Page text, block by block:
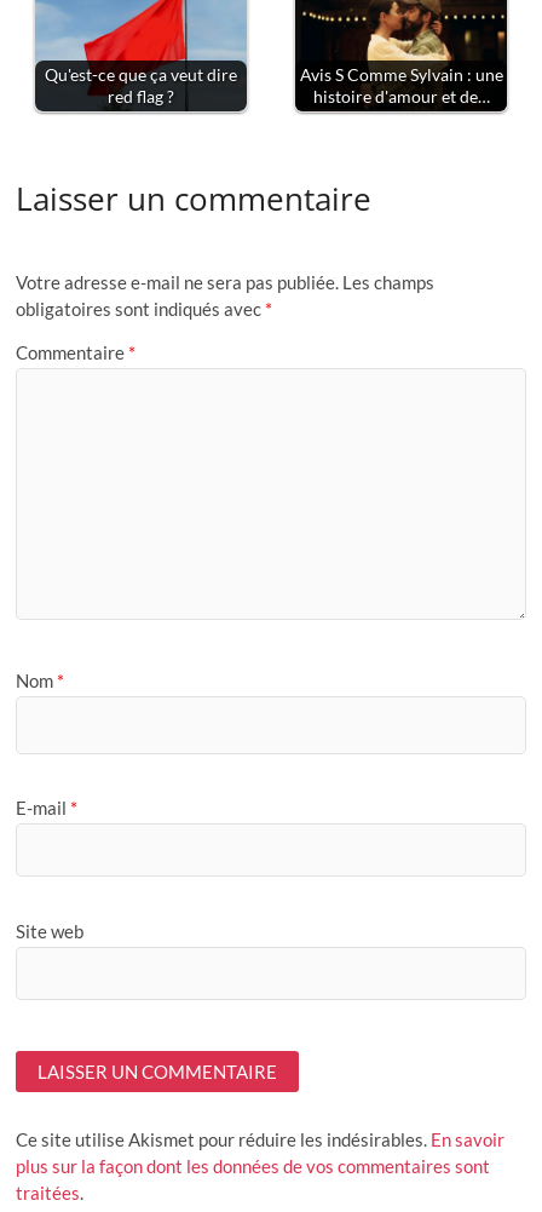
Qu'est-ce que ça veut dire
red flag ?
Avis S Comme Sylvain : une
histoire d'amour et de…
Laisser un commentaire
Votre adresse e-mail ne sera pas publiée. Les champs
obligatoires sont indiqués avec *
Commentaire *
Nom *
E-mail *
Site web
Ce site utilise Akismet pour réduire les indésirables. En savoir
plus sur la façon dont les données de vos commentaires sont
traitées.